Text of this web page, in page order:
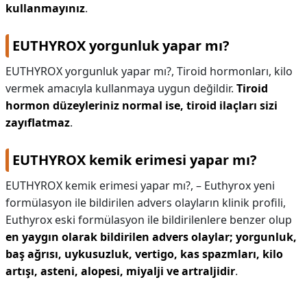
kullanmayınız.
EUTHYROX yorgunluk yapar mı?
EUTHYROX yorgunluk yapar mı?, Tiroid hormonları, kilo
vermek amacıyla kullanmaya uygun değildir. Tiroid
hormon düzeyleriniz normal ise, tiroid ilaçları sizi
zayıflatmaz.
EUTHYROX kemik erimesi yapar mı?
EUTHYROX kemik erimesi yapar mı?, – Euthyrox yeni
formülasyon ile bildirilen advers olayların klinik profili,
Euthyrox eski formülasyon ile bildirilenlere benzer olup
en yaygın olarak bildirilen advers olaylar; yorgunluk,
baş ağrısı, uykusuzluk, vertigo, kas spazmları, kilo
artışı, asteni, alopesi, miyalji ve artraljidir.